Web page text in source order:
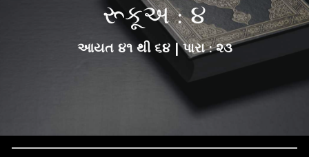
રૂકૂઅ :૪
આયત ૪૧થી ૬૪ | પારા : ૨૩